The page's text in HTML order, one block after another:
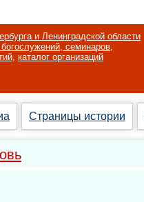
и Ленинградской области
семинаров,
, каталог организаций
Страницы истории